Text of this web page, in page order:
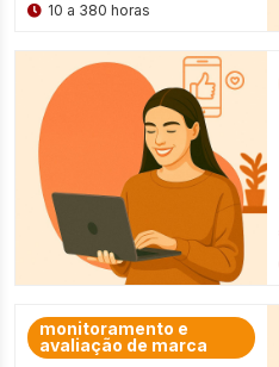
10 a 380 horas
monitoramento e
avaliação de marca